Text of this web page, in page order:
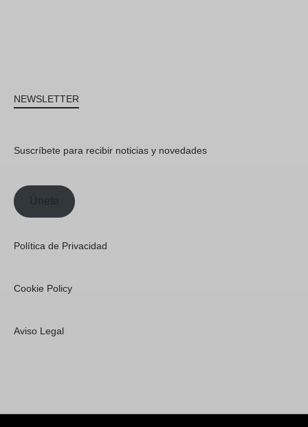
NEWSLETTER
Suscríbete para recibir noticias y novedades
Únete
Política de Privacidad
Cookie Policy
Aviso Legal